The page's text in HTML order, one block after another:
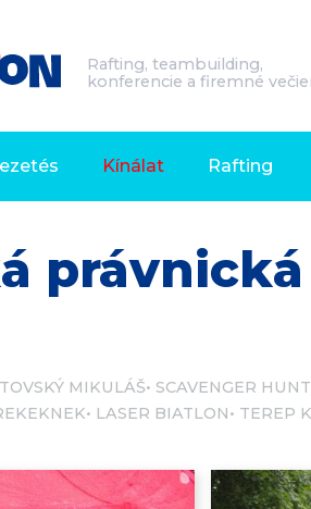
Rafting, teambuilding,
konferencie a firemné
Kínálat Rafting
MIKULÁŠ SCAVENGER HUNT
LASER BIATLON TEREP